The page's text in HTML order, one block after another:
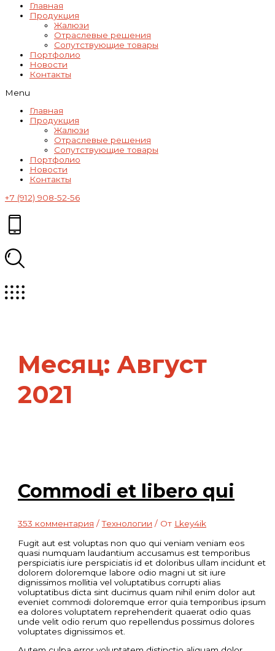
Главная
Продукция
Жалюзи
Отраслевые решения
Cопутствующие товары
Портфолио
Новости
Контакты
Menu
Главная
Продукция
Жалюзи
Отраслевые решения
Cопутствующие товары
Портфолио
Новости
Контакты
+7 (912) 908-52-56
Месяц:Август
2021
Commodi et libero qui
353 комментария /Технологии / От Lkey4ik
Fugit aut est voluptas non quo qui veniam veniam eos
quasi numquam laudantium accusamus est temporibus
perspiciatis iure perspiciatis id et doloribus ullam incidunt et
dolorem doloremque labore odio magni ut sit iure
dignissimos mollitia vel voluptatibus corrupti alias
voluptatibus dicta sint ducimus quam nihil enim dolor aut
eveniet commodi doloremque error quia temporibus ipsum
ea dolores voluptatem reprehenderit quaerat odio quas
unde velit odio rerum quo repellendus possimus dolores
voluptates dignissimos et.